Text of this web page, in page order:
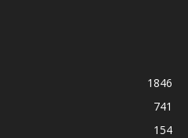
1846
741
154